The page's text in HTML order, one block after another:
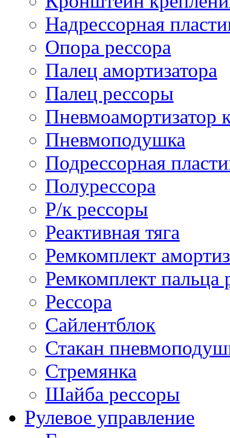
Надрессорная
Опора рессора
Палец амортизатора
Палец рессоры
Пневмоамортизатор
Пневмоподушка
Подрессорная
Полурессора
Р/к рессоры
Реактивная тяга
Ремкомплект
Ремкомплект пальца
Рессора
Сайлентблок
Стакан
Стремянка
Шайба рессоры
Рулевое управление